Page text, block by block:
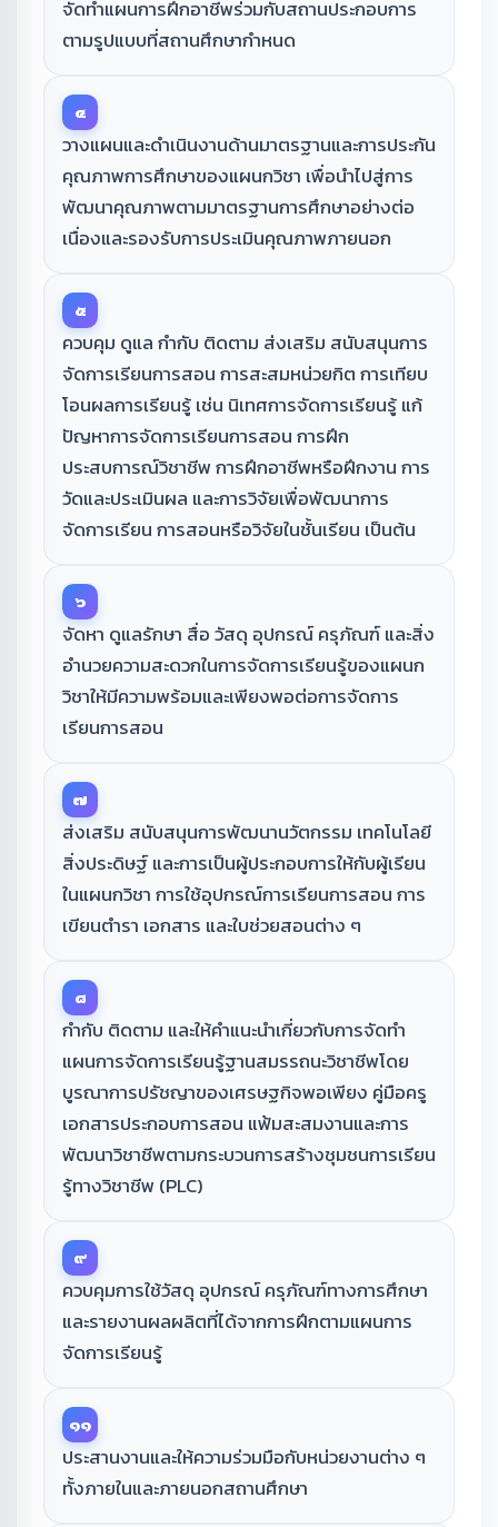
จัดทำแผนการฝึกอาชีพร่วมกับสถานประกอบการ
ตามรูปแบบที่สถานศึกษากำหนด
๔
วางแผนและดำเนินงานด้านมาตรฐานและการประกัน
คุณภาพการศึกษาของแผนกวิชา เพื่อนำไปสู่การ
พัฒนาคุณภาพตามมาตรฐานการศึกษาอย่างต่อ
เนื่องและรองรับการประเมินคุณภาพภายนอก
๕
ควบคุม ดูแล กำกับ ติดตาม ส่งเสริม สนับสนุนการ
จัดการเรียนการสอน การสะสมหน่วยกิต การเทียบ
โอนผลการเรียนรู้ เช่น นิเทศการจัดการเรียนรู้ แก้
ปัญหาการจัดการเรียนการสอน การฝึก
ประสบการณ์วิชาชีพ การฝึกอาชีพหรือฝึกงาน การ
วัดและประเมินผล และการวิจัยเพื่อพัฒนาการ
จัดการเรียน การสอนหรือวิจัยในชั้นเรียน เป็นต้น
๖
จัดหา ดูแลรักษา สื่อ วัสดุ อุปกรณ์ ครุภัณฑ์ และสิ่ง
อำนวยความสะดวกในการจัดการเรียนรู้ของแผนก
วิชาให้มีความพร้อมและเพียงพอต่อการจัดการ
เรียนการสอน
๗
ส่งเสริม สนับสนุนการพัฒนานวัตกรรม เทคโนโลยี
สิ่งประดิษฐ์ และการเป็นผู้ประกอบการให้กับผู้เรียน
ในแผนกวิชา การใช้อุปกรณ์การเรียนการสอน การ
เขียนตำรา เอกสาร และใบช่วยสอนต่าง ๆ
๘
กำกับ ติดตาม และให้คำแนะนำเกี่ยวกับการจัดทำ
แผนการจัดการเรียนรู้ฐานสมรรถนะวิชาชีพโดย
บูรณาการปรัชญาของเศรษฐกิจพอเพียง คู่มือครู
เอกสารประกอบการสอน แฟ้มสะสมงานและการ
พัฒนาวิชาชีพตามกระบวนการสร้างชุมชนการเรียน
รู้ทางวิชาชีพ (PLC)
๙
ควบคุมการใช้วัสดุ อุปกรณ์ ครุภัณฑ์ทางการศึกษา
และรายงานผลผลิตที่ได้จากการฝึกตามแผนการ
จัดการเรียนรู้
๑๑
ประสานงานและให้ความร่วมมือกับหน่วยงานต่าง ๆ
ทั้งภายในและภายนอกสถานศึกษา